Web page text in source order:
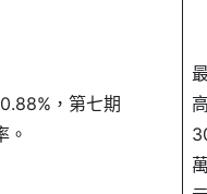
，第七期
。